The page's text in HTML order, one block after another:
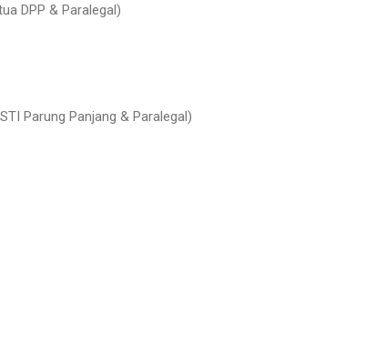
DPP & Paralegal)
Parung Panjang & Paralegal)